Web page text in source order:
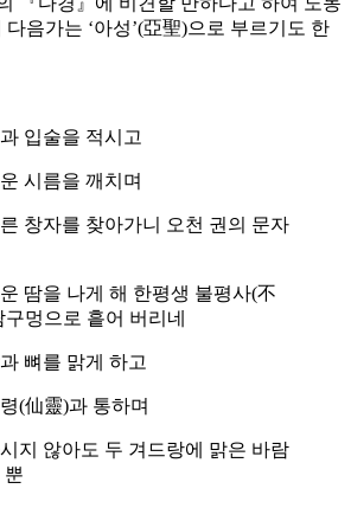
음가는 ‘아성’(亞聖)으로 부르기도 한
입술을 적시고
시름을 깨치며
창자를 찾아가니 오천 권의 문자
땀을 나게 해 한평생 불평사(不
멍으로 흩어 버리네
뼈를 맑게 하고
(仙靈)과 통하며
지 않아도 두 겨드랑에 맑은 바람
뿐